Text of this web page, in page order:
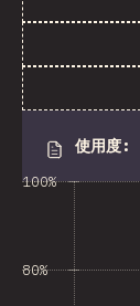
使用度:
80%
100%